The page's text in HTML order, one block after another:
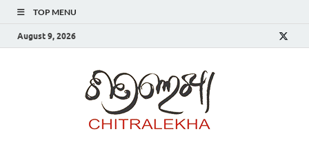
TOP MENU
August 9, 2026